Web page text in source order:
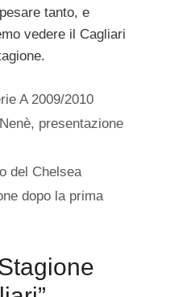
tanto, e
vedere il Cagliari
A 2009/2010
Nenè, presentazione
del Chelsea
dopo la prima